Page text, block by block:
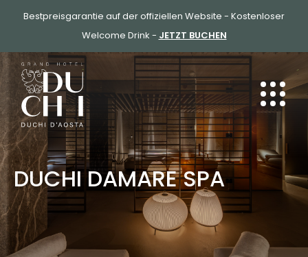
ZUMBestpreisgarantie auf der offiziellen Website - Kostenloser
Welcome Drink - JETZT BUCHEN
DUCHI DAMARE SPA